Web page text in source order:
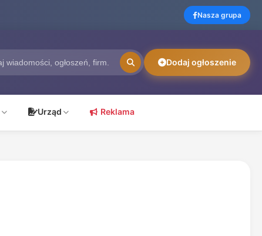
Nasza grupa
Dodaj ogłoszenie
Urząd Reklama